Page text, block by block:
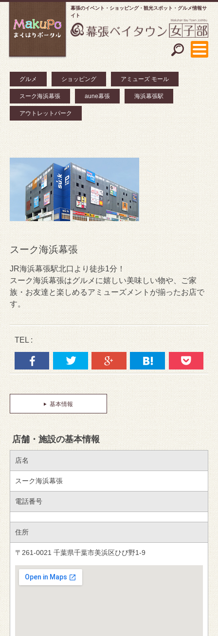
幕張のイベント・ショッピング
観光スポット・グルメ情報サ
イト
グルメ ショッピング アミューズ モール
スーク海浜幕張 aune幕張 海浜幕張駅
アウトレットパーク
スーク海浜幕張
JR海浜幕張駅北口より徒歩1分！
スーク海浜幕張はグルメに嬉しい美味しい物や、ご家
族・お友達と楽しめるアミューズメントが揃ったお店で
す。
TEL :
基本情報
店舗・施設の基本情報
店名
スーク海浜幕張
電話番号
住所
〒261-0021 千葉県千葉市美浜区ひび野1-9